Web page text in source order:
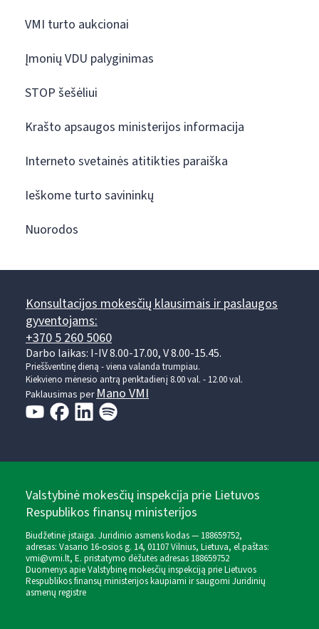
VMI turto aukcionai
Įmonių VDU palyginimas
STOP šešėliui
Krašto apsaugos ministerijos informacija
Interneto svetainės atitikties paraiška
Ieškome turto savininkų
Nuorodos
Konsultacijos mokesčių klausimais ir paslaugos
gyventojams:
+370 5 260 5060
Darbo laikas: I-IV 8.00-17.00, V 8.00-15.45.
Prieššventinę dieną - viena valanda trumpiau.
Kiekvieno mėnesio antrą penktadienį 8.00 val. - 12.00 val.
Paklausimas per Mano VMI
Valstybinė mokesčių inspekcija prie Lietuvos
Respublikos finansų ministerijos
Biudžetinė įstaiga. Juridinio asmens kodas — 188659752,
adresas: Vasario 16-osios g. 14, 01107 Vilnius, Lietuva, el.paštas:
vmi@vmi.lt, E. pristatymo dėžutės adresas 188659752
Duomenys apie Valstybinę mokesčių inspekciją prie Lietuvos
Respublikos finansų ministerijos kaupiami ir saugomi Juridinių
asmenų registre